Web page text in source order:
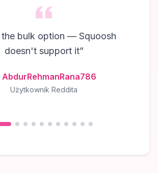
bulk option — Squoosh
doesn't support it”
AbdurRehmanRana786
Użytkownik Reddita